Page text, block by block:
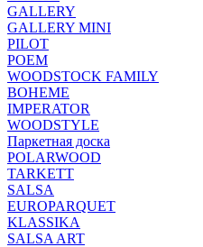
GALLERY
GALLERY MINI
PILOT
POEM
WOODSTOCK FAMILY
BOHEME
IMPERATOR
WOODSTYLE
Паркетная доска
POLARWOOD
TARKETT
SALSA
EUROPARQUET
KLASSIKA
SALSA ART